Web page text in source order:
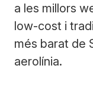
a les millors
low-cost i
més barat de
aerolínia.